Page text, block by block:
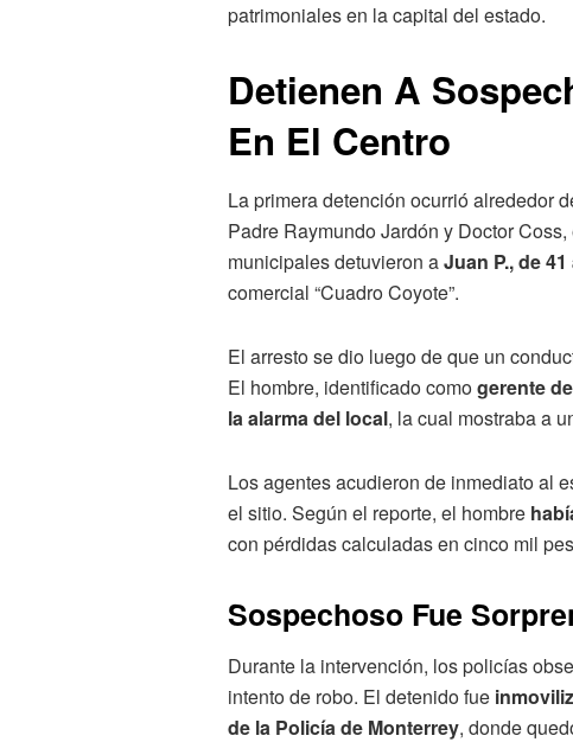
patrimoniales en la capital del estado.
Detienen A
En El Centro
La primera detención ocurrió alrededor
Padre Raymundo Jardón y Doctor
municipales detuvieron aJuan P., de
comercial “Cuadro Coyote”.
El arresto se dio luego de que un
El hombre, identificado comogerente
la alarma del local, la cual mostraba a
Los agentes acudieron de inmediato al
el sitio. Según el reporte, el hombre
con pérdidas calculadas en cinco mil
Sospechoso Fue
Durante la intervención, los policías
intento de robo. El detenido fue
de la Policía de Monterrey, donde